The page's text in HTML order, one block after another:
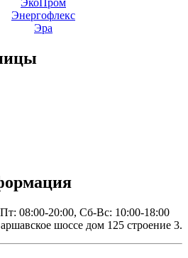
ЭкоПром
Энергофлекс
Эра
08:00-20:00, Сб-Вс: 10:00-18:00
шоссе дом 125 строение 3.